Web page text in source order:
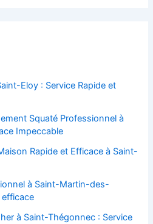
Eloy : Service Rapide et
Squaté Professionnel à
Impeccable
Rapide et Efficace à Saint-
à Saint-Martin-des-
à Saint-Thégonnec : Service